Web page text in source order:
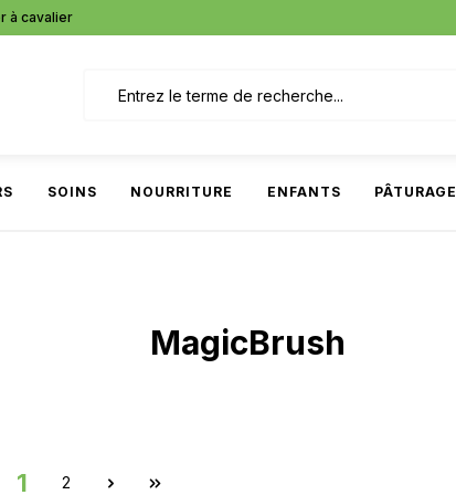
à cavalier
SOINS NOURRITURE ENFANTS PÂTURAGE
MagicBrush
1 2